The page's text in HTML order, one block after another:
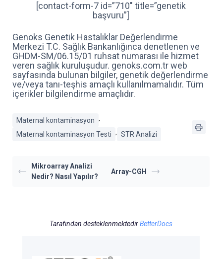
[contact-form-7 id=”710″ title=”genetik
başvuru”]
Genoks Genetik Hastalıklar Değerlendirme
Merkezi T.C. Sağlık Bankanlığınca denetlenen ve
GHDM-SM/06.15/01 ruhsat numarası ile hizmet
veren sağlık kuruluşudur. genoks.com.tr web
sayfasında bulunan bilgiler, genetik değerlendirme
ve/veya tanı-teşhis amaçlı kullanılmamalıdır. Tüm
içerikler bilgilendirme amaçlıdır.
Maternal kontaminasyon ,
Maternal kontaminasyon Testi , STR Analizi
Mikroarray Analizi
Nedir? Nasıl Yapılır?
Array-CGH
Tarafından desteklenmektedirBetterDocs